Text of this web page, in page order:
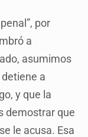
por
a
asumimos
a
y que la
demostrar que
le acusa. Esa